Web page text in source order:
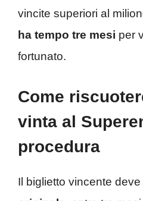
vincite superiori al
ha tempo tre mesi per
fortunato.
Come
vinta al
procedura
Il biglietto vincente